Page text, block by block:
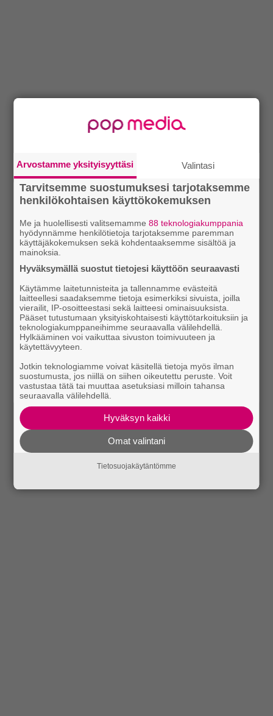
Arvostamme yksityisyyttäsi Valintasi
Tarvitsemme suostumuksesi tarjotaksemme
henkilökohtaisen käyttökokemuksen
Me ja huolellisesti valitsemamme88 teknologiakumppania
hyödynnämme henkilötietoja tarjotaksemme paremman
käyttäjäkokemuksen sekä kohdentaaksemme sisältöä ja
mainoksia.
Hyväksymällä suostut tietojesi käyttöön seuraavasti
Käytämme laitetunnisteita ja tallennamme evästeitä
laitteellesi saadaksemme tietoja esimerkiksi sivuista, joilla
vierailit, IP-osoitteestasi sekä laitteesi ominaisuuksista.
Pääset tutustumaan yksityiskohtaisesti käyttötarkoituksiin ja
teknologiakumppaneihimme seuraavalla välilehdellä.
Hylkääminen voi vaikuttaa sivuston toimivuuteen ja
käytettävyyteen.
Jotkin teknologiamme voivat käsitellä tietoja myös ilman
suostumusta, jos niillä on siihen oikeutettu peruste. Voit
vastustaa tätä tai muuttaa asetuksiasi milloin tahansa
seuraavalla välilehdellä.
Hyväksyn kaikki
Omat valintani
Tietosuojakäytäntömme